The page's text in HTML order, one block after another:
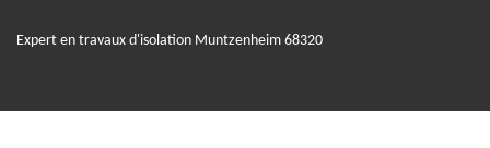
Expert en travaux d'isolation Muntzenheim 68320